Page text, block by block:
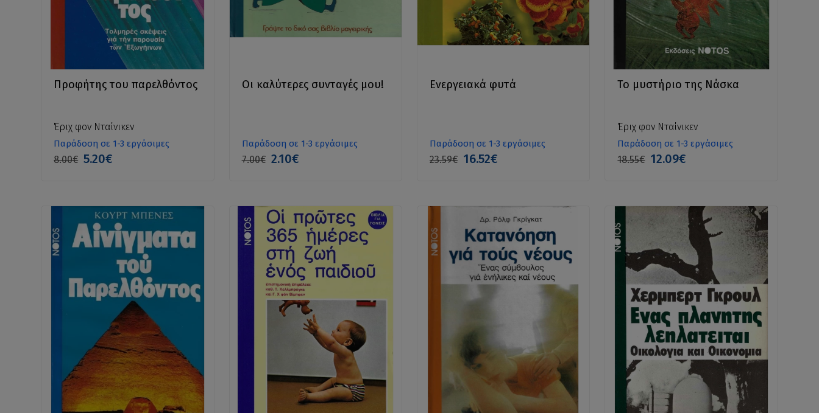
Προφήτης του παρελθόντος
Έριχ φον Νταίνικεν
Παράδοση σε 1-3 εργάσιμες
8.00€ 5.20€
Οι καλύτερες συνταγές μου!
Παράδοση σε 1-3 εργάσιμες
7.00€ 2.10€
Ενεργειακά φυτά
Παράδοση σε 1-3 εργάσιμες
23.59€ 16.52€
Το μυστήριο της Νάσκα
Έριχ φον Νταίνικεν
Παράδοση σε 1-3 εργάσιμες
18.55€ 12.09€